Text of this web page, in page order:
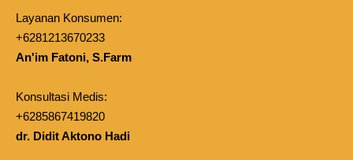
Layanan Konsumen:
+6281213670233
An'im Fatoni, S.Farm
Konsultasi Medis:
+6285867419820
dr. Didit Aktono Hadi